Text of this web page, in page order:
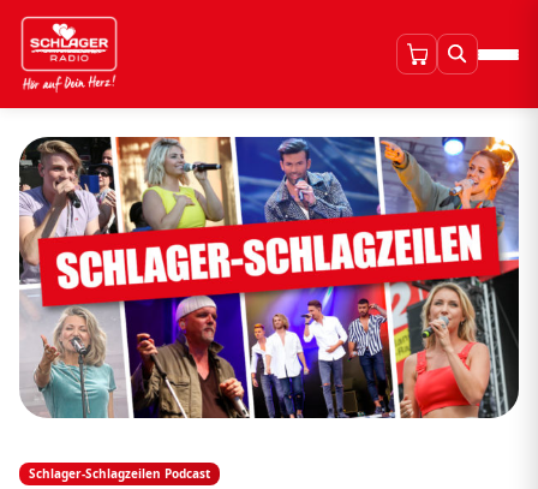
Schlager-Schlagzeilen Podcast